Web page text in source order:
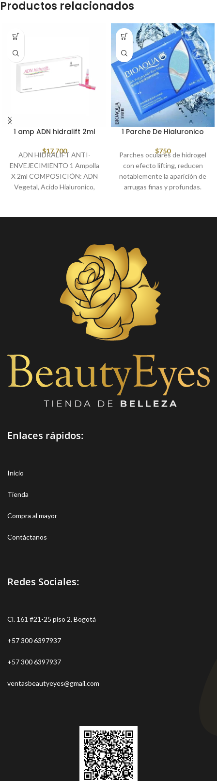
Productos relacionados
1 amp ADN hidralift 2ml
$17,700
ADN HIDRALIFT ANTI-
ENVEJECIMIENTO 1 Ampolla
X 2ml COMPOSICIÓN: ADN
Vegetal, Acido Hialuronico,
orgánico.
1 Parche De Hialuronico
$750
Parches oculares de hidrogel
con efecto lifting, reducen
notablemente la aparición de
arrugas finas y profundas.
Enlaces rápidos:
Inicio
Tienda
Compra al mayor
Contáctanos
Redes Sociales:
Cl. 161 #21-25 piso 2, Bogotá
+57 300 6397937
+57 300 6397937
ventasbeautyeyes@gmail.com